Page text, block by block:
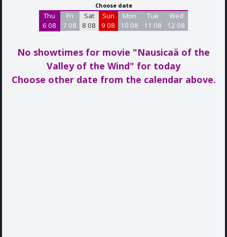
Choose date
Thu
6 08
Fri
7 08
Sat
8 08
Sun
9 08
Mon
10 08
Tue
11 08
Wed
12 08
No showtimes for movie "Nausicaä of the
Valley of the Wind" for today
Choose other date from the calendar above.